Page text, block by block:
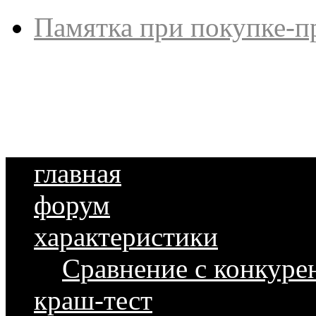
Памятка при покупке-
главная
форум
характеристики
Сравнение с
краш-тест